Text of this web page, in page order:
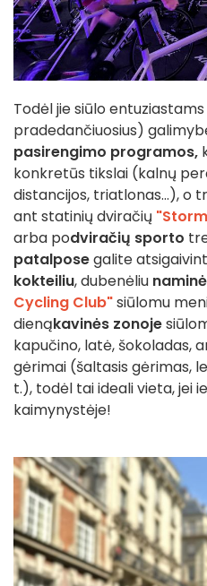
Todėl jie siūlo
pradedančiuosius)
pasirengimo programos,
konkretūs tikslai (kalnų
distancijos, triatlonas...), o
ant statinių dviračių
arba podviračių sporto
patalposegalite
kokteiliu, dubenėliu
Cycling Club"siūlomu
dienąkavinės zonoje
kapučino, latė, šokoladas,
gėrimai (šaltasis gėrimas,
t.), todėl tai ideali vieta, jei
kaimynystėje!